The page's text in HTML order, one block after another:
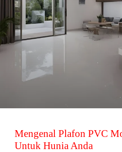
Mengenal Plafon PVC
Untuk Hunia Anda